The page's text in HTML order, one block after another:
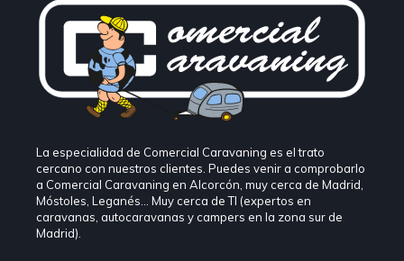
La especialidad de Comercial Caravaning es el trato
cercano con nuestros clientes. Puedes venir a comprobarlo
a Comercial Caravaning en Alcorcón, muy cerca de Madrid,
Móstoles, Leganés… Muy cerca de TI (expertos en
caravanas, autocaravanas y campers en la zona sur de
Madrid).